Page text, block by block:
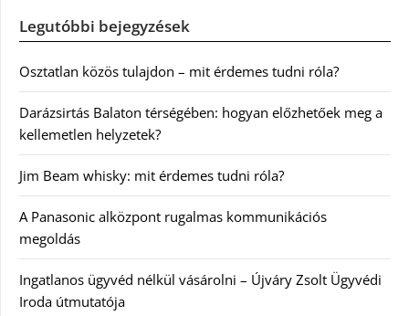
Legutóbbi bejegyzések
Osztatlan közös tulajdon – mit érdemes tudni róla?
Darázsirtás Balaton térségében: hogyan előzhetőek meg a
kellemetlen helyzetek?
Jim Beam whisky: mit érdemes tudni róla?
A Panasonic alközpont rugalmas kommunikációs
megoldás
Ingatlanos ügyvéd nélkül vásárolni – Újváry Zsolt Ügyvédi
Iroda útmutatója